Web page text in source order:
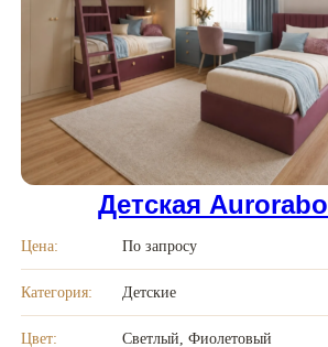
Детская
Цена: По запросу
Категория: Детские
Цвет: Светлый, Фиолетовый